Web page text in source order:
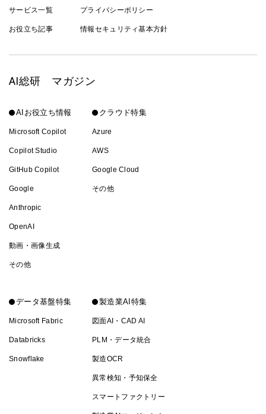
サービス一覧
お役立ち記事
プライバシーポリシー
情報セキュリティ基本方針
AI総研 マガジン
AIお役立ち情報
Microsoft Copilot
Copilot Studio
GitHub Copilot
Google
Anthropic
OpenAI
動画・画像生成
その他
クラウド特集
Azure
AWS
Google Cloud
その他
データ基盤特集
Microsoft Fabric
Databricks
Snowflake
製造業AI特集
図面AI・CAD AI
PLM・データ統合
製造OCR
異常検知・予知保全
スマートファクトリー